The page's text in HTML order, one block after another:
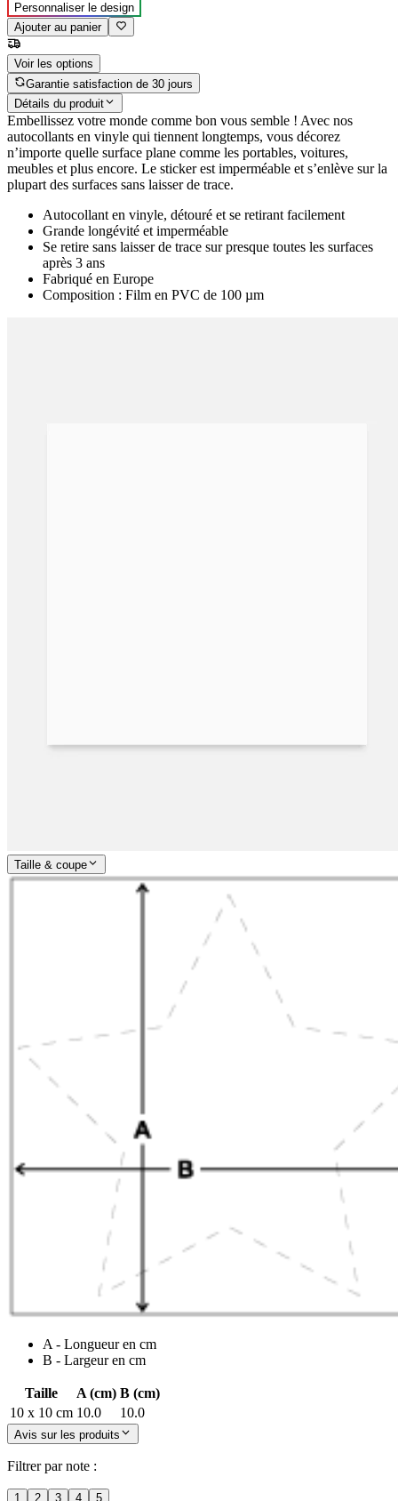
Personnaliser le design
Ajouter au panier
Voir les options
Garantie satisfaction de 30 jours
Détails du produit
Embellissez votre monde comme bon vous semble ! Avec nos
autocollants en vinyle qui tiennent longtemps, vous décorez
n’importe quelle surface plane comme les portables, voitures,
meubles et plus encore. Le sticker est imperméable et s’enlève sur la
plupart des surfaces sans laisser de trace.
Autocollant en vinyle, détouré et se retirant facilement
Grande longévité et imperméable
Se retire sans laisser de trace sur presque toutes les surfaces
après 3 ans
Fabriqué en Europe
Composition : Film en PVC de 100 µm
Taille & coupe
A - Longueur en cm
B - Largeur en cm
Taille A (cm) B (cm)
10 x 10 cm 10.0 10.0
Avis sur les produits
Filtrer par note :
1 2 3 4 5